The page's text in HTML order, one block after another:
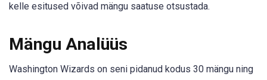
kelle esitused võivad mängu saatuse otsustada.
Mängu Analüüs
Washington Wizards on seni pidanud kodus 30 mängu ning